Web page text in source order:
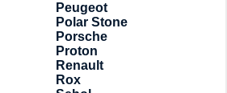
Peugeot
Polar Stone
Porsche
Proton
Renault
Rox